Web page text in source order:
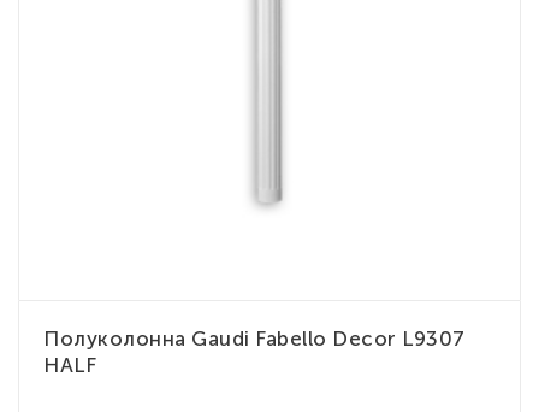
Полуколонна Gaudi Fabello Decor L9307
HALF